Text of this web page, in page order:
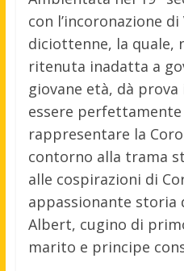
con l’incoronazione di
diciottenne, la quale,
ritenuta inadatta a
giovane età, dà
essere
rappresentare la
contorno alla trama
alle cospirazioni di
appassionante storia
Albert, cugino di
marito e principe